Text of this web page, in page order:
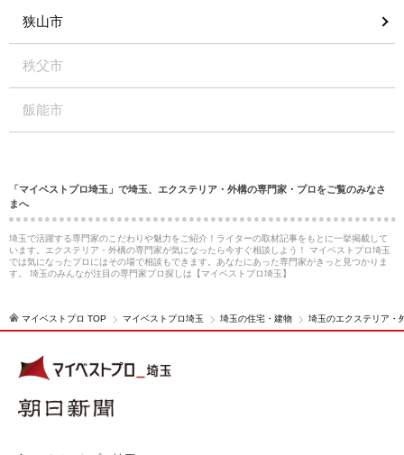
狭山市
秩父市
飯能市
「マイベストプロ埼玉」で埼玉、エクステリア・外構の専門家・プロをご覧のみなさ
まへ
埼玉で活躍する専門家のこだわりや魅力をご紹介！ライターの取材記事をもとに一挙掲載して
います。エクステリア・外構の専門家が気になったら今すぐ相談しよう！ マイベストプロ埼玉
では気になったプロにはその場で相談もできます。あなたにあった専門家がきっと見つかりま
す。 埼玉のみんなが注目の専門家プロ探しは【マイベストプロ埼玉】
マイベストプロ TOP マイベストプロ埼玉 埼玉の住宅・建物 埼玉のエクステリア・